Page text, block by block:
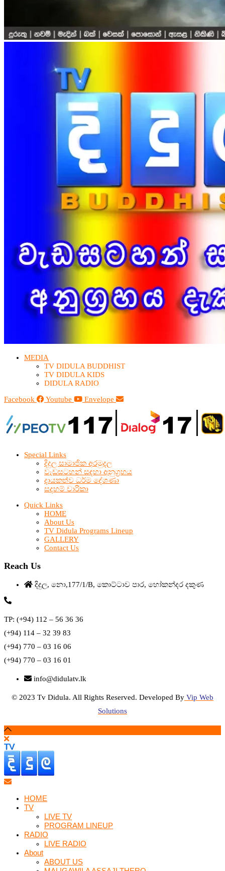
MEDIA
TV DIDULA BUDDHIST​
TV DIDULA KIDS
DIDULA RADIO
Facebook
Youtube Envelope
Special Links
දිදුල සාමාජික අරමුදල
වැඩසටහන් සඳහා අනුග්‍රහය
දායකත්ව ධර්ම දේශණා
සදහම් චාරිකා
Quick Links
HOME
About Us
TV Didula Programs Lineup
GALLERY
Contact Us
Reach Us
දිදුල, නො,177/1/B, කොට්ටාව පාර, හෝකන්දර දකුණ
TP: (+94) 112 – 56 36 36
(+94) 114 – 32 39 83
(+94) 770 – 03 16 06
(+94) 770 – 03 16 01
info@didulatv.lk
© 2023 Tv Didula. All Rights Reserved. Developed By Vip Web
Solutions
HOME
TV
LIVE TV
PROGRAM LINEUP
RADIO
LIVE RADIO
About
ABOUT US